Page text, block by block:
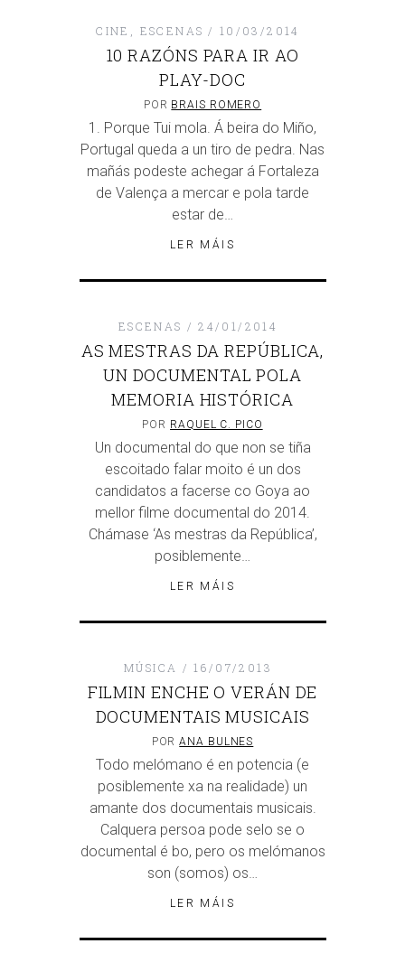
CINE ESCENAS 10/03/2014
10 RAZÓNS PARA IR AO
PLAY-DOC
POR BRAIS ROMERO
1. Porque Tui mola. Á beira do Miño,
Portugal queda a un tiro de pedra. Nas
mañás podeste achegar á Fortaleza
de Valença a mercar e pola tarde
estar de…
LER MÁIS
ESCENAS 24/01/2014
AS MESTRAS DA REPÚBLICA,
UN DOCUMENTAL POLA
MEMORIA HISTÓRICA
POR RAQUEL C. PICO
Un documental do que non se tiña
escoitado falar moito é un dos
candidatos a facerse co Goya ao
mellor filme documental do 2014.
Chámase ‘As mestras da República’,
posiblemente…
LER MÁIS
MÚSICA 16/07/2013
FILMIN ENCHE O VERÁN DE
DOCUMENTAIS MUSICAIS
PORANA BULNES
Todo melómano é en potencia (e
posiblemente xa na realidade) un
amante dos documentais musicais.
Calquera persoa pode selo se o
documental é bo, pero os melómanos
son (somos) os…
LER MÁIS